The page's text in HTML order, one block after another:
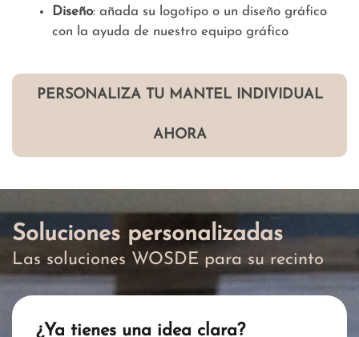
Diseño: añada su logotipo o un diseño gráfico
con la ayuda de nuestro equipo gráfico
PERSONALIZA TU MANTEL INDIVIDUAL
AHORA
Soluciones personalizadas
Las soluciones WOSDE para su recinto
¿Ya tienes una idea clara?